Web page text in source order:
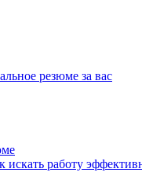
резюме за вас
искать работу